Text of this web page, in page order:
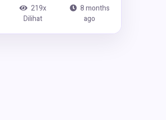
219x
Dilihat
8 months
ago